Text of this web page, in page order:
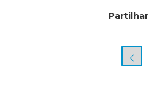
Partilhar